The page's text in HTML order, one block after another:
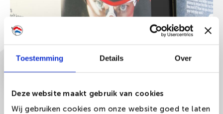
Toestemming Details Over
Deze website maakt gebruik van cookies
Wij gebruiken cookies om onze website goed te laten
Indoor Banners
2 Products